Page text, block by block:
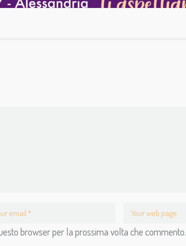
browser per la prossima volta che commento.